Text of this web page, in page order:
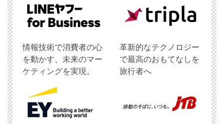
情報技術で消費者の心
を動かす、未来のマー
ケティングを実現。
革新的なテクノロジー
で最高のおもてなしを
旅行者へ